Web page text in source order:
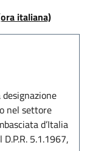
italiana)
nel settore
d’Italia
5.1.1967,